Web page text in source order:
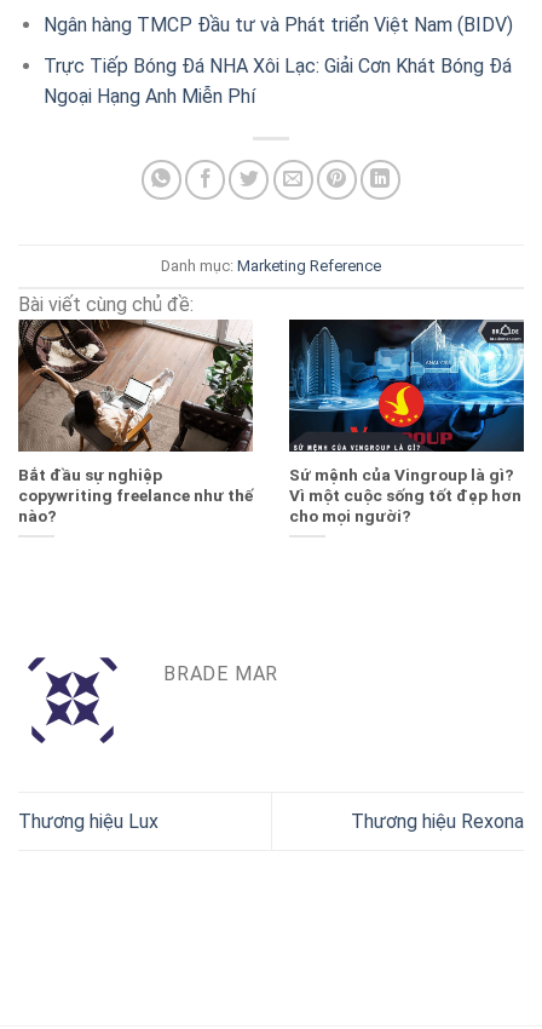
Ngân hàng TMCP Đầu tư và Phát triển Việt Nam (BIDV)
Trực Tiếp Bóng Đá NHA Xôi Lạc: Giải Cơn Khát Bóng Đá
Ngoại Hạng Anh Miễn Phí
Danh mục: Marketing Reference
Bài viết cùng chủ đề:
Bắt đầu sự nghiệp
copywriting freelance như thế
nào?
Sứ mệnh của Vingroup là gì?
Vì một cuộc sống tốt đẹp hơn
cho mọi người?
BRADE MAR
Thương hiệu Lux Thương hiệu Rexona